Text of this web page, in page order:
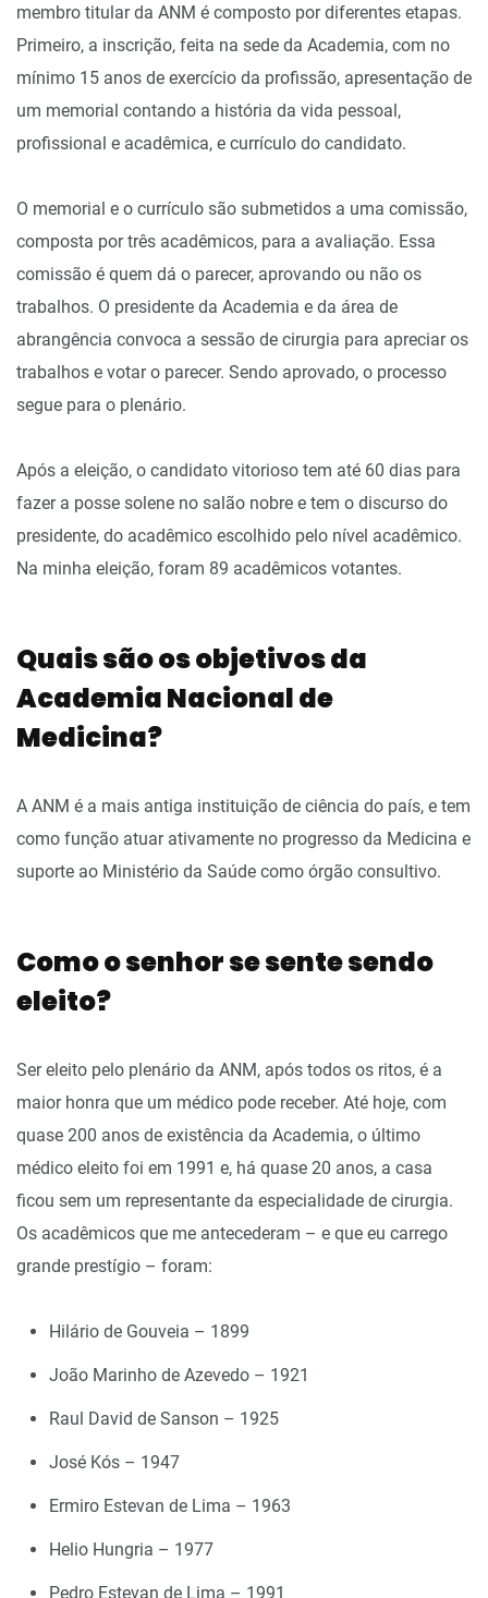
membro titular da ANM é composto por diferentes etapas.
Primeiro, a inscrição, feita na sede da Academia, com no
mínimo 15 anos de exercício da profissão, apresentação de
um memorial contando a história da vida pessoal,
profissional e acadêmica, e currículo do candidato.
O memorial e o currículo são submetidos a uma comissão,
composta por três acadêmicos, para a avaliação. Essa
comissão é quem dá o parecer, aprovando ou não os
trabalhos. O presidente da Academia e da área de
abrangência convoca a sessão de cirurgia para apreciar os
trabalhos e votar o parecer. Sendo aprovado, o processo
segue para o plenário.
Após a eleição, o candidato vitorioso tem até 60 dias para
fazer a posse solene no salão nobre e tem o discurso do
presidente, do acadêmico escolhido pelo nível acadêmico.
Na minha eleição, foram 89 acadêmicos votantes.
Quais são os objetivos da
Academia Nacional de
Medicina?
A ANM é a mais antiga instituição de ciência do país, e tem
como função atuar ativamente no progresso da Medicina e
suporte ao Ministério da Saúde como órgão consultivo.
Como o senhor se sente sendo
eleito?
Ser eleito pelo plenário da ANM, após todos os ritos, é a
maior honra que um médico pode receber. Até hoje, com
quase 200 anos de existência da Academia, o último
médico eleito foi em 1991 e, há quase 20 anos, a casa
ficou sem um representante da especialidade de cirurgia.
Os acadêmicos que me antecederam – e que eu carrego
grande prestígio – foram:
Hilário de Gouveia – 1899
João Marinho de Azevedo – 1921
Raul David de Sanson – 1925
José Kós – 1947
Ermiro Estevan de Lima – 1963
Helio Hungria – 1977
Pedro Estevan de Lima – 1991